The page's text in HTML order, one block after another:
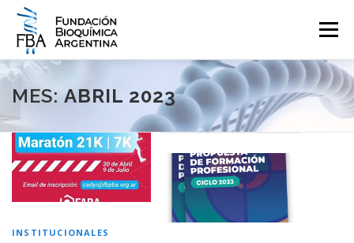
Saltar
contenido
Menú
QUIENES SOMOS PROGRAMAS EVENTOS COMUNICACIÓN
CONTACTO INGRESAR
MES: ABRIL 2023
INSTITUCIONALES